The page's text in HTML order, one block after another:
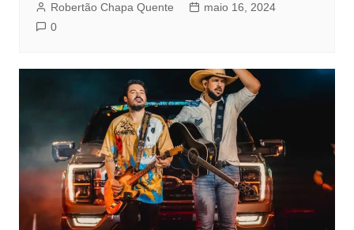
Robertão Chapa Quente
maio 16, 2024
0